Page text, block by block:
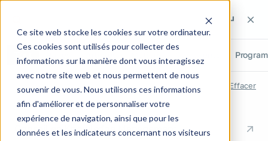
Ce site web stocke les cookies sur votre ordinateur.
Ces cookies sont utilisés pour collecter des
informations sur la manière dont vous interagissez
avec notre site web et nous permettent de nous
souvenir de vous. Nous utilisons ces informations
afin d'améliorer et de personnaliser votre
expérience de navigation, ainsi que pour les
données et les indicateurs concernant nos visiteurs
RECHERCHES RÉCENTES Effacer
ACCÈS RAPIDES
Conseil en Knowledge Management